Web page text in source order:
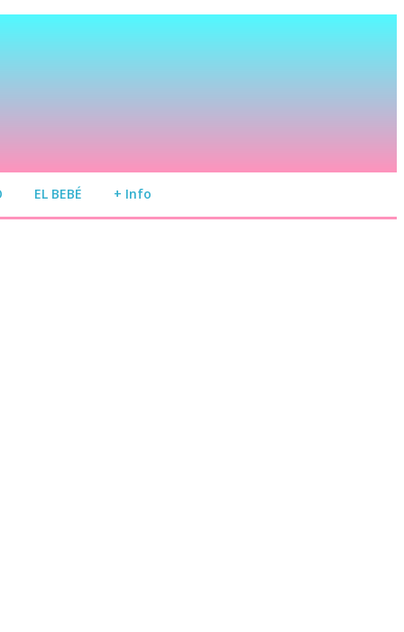
EL BEBÉ + Info